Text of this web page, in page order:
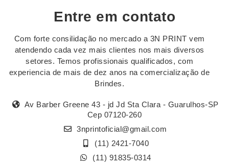
Entre em contato
Com forte consilidação no mercado a 3N PRINT vem
atendendo cada vez mais clientes nos mais diversos
setores. Temos profissionais qualificados, com
experiencia de mais de dez anos na comercialização de
Brindes.
Av Barber Greene 43 - jd Jd Sta Clara - Guarulhos-SP
Cep 07120-260
3nprintoficial@gmail.com
(11) 2421-7040
(11) 91835-0314